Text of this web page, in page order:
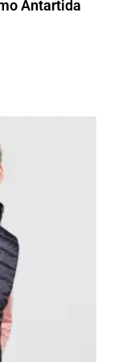
Antartida
€